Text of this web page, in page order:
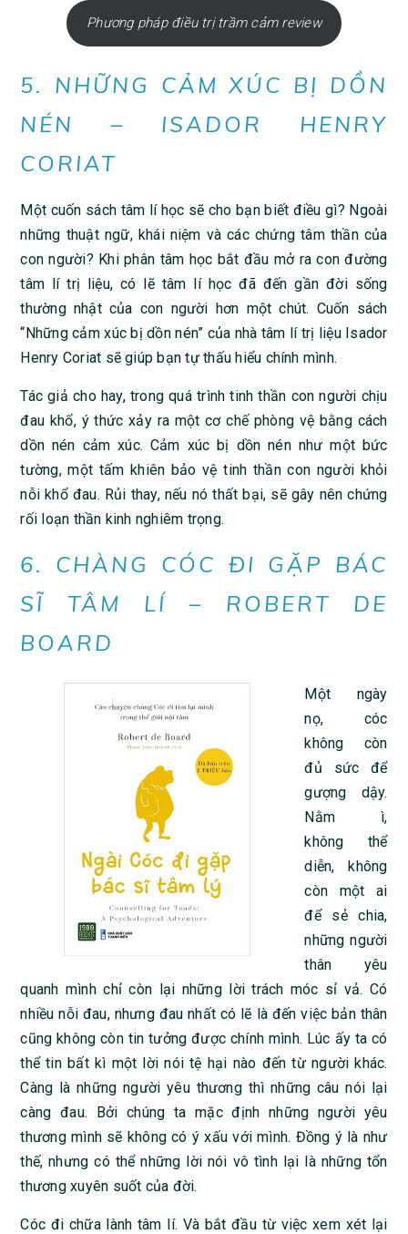
Phương pháp điều trị trầm cảm review
5. NHỮNG CẢM XÚC BỊ DỒN
NÉN – ISADOR HENRY
CORIAT
Một cuốn sách tâm lí học sẽ cho bạn biết điều gì? Ngoài
những thuật ngữ, khái niệm và các chứng tâm thần của
con người? Khi phân tâm học bắt đầu mở ra con đường
tâm lí trị liệu, có lẽ tâm lí học đã đến gần đời sống
thường nhật của con người hơn một chút. Cuốn sách
“Những cảm xúc bị dồn nén” của nhà tâm lí trị liệu Isador
Henry Coriat sẽ giúp bạn tự thấu hiểu chính mình.
Tác giả cho hay, trong quá trình tinh thần con người chịu
đau khổ, ý thức xảy ra một cơ chế phòng vệ bằng cách
dồn nén cảm xúc. Cảm xúc bị dồn nén như một bức
tường, một tấm khiên bảo vệ tinh thần con người khỏi
nỗi khổ đau. Rủi thay, nếu nó thất bại, sẽ gây nên chứng
rối loạn thần kinh nghiêm trọng.
6. CHÀNG CÓC ĐI GẶP BÁC
SĨ TÂM LÍ – ROBERT DE
BOARD
Một ngày
nọ, cóc
không còn
đủ sức để
gượng dậy.
Nằm ì,
không thể
diễn, không
còn một ai
để sẻ chia,
những người
thân yêu
quanh mình chỉ còn lại những lời trách móc sỉ vả. Có
nhiều nỗi đau, nhưng đau nhất có lẽ là đến việc bản thân
cũng không còn tin tưởng được chính mình. Lúc ấy ta có
thể tin bất kì một lời nói tệ hại nào đến từ người khác.
Càng là những người yêu thương thì những câu nói lại
càng đau. Bởi chúng ta mặc định những người yêu
thương mình sẽ không có ý xấu với mình. Đồng ý là như
thế, nhưng có thể những lời nói vô tình lại là những tổn
thương xuyên suốt của đời.
Cóc đi chữa lành tâm lí. Và bắt đầu từ việc xem xét lại